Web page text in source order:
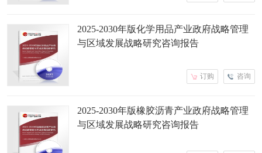
2025-2030年版化学用品产业政府战略管理
与区域发展战略研究咨询报告
咨询
订购
2025-2030年版橡胶沥青产业政府战略管理
与区域发展战略研究咨询报告